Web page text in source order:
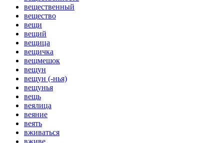
вещественный
вещество
вещи
вещий
вещица
вещичка
вещмешок
вещун
вещун (-нья)
вещунья
вещь
веялица
веяние
веять
вживаться
вживе